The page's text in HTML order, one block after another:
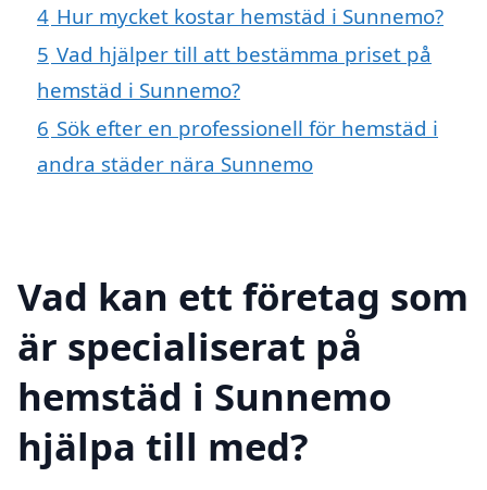
4 Hur mycket kostar hemstäd i Sunnemo?
5 Vad hjälper till att bestämma priset på
hemstäd i Sunnemo?
6 Sök efter en professionell för hemstäd i
andra städer nära Sunnemo
Vad kan ett företag som
är specialiserat på
hemstäd i Sunnemo
hjälpa till med?